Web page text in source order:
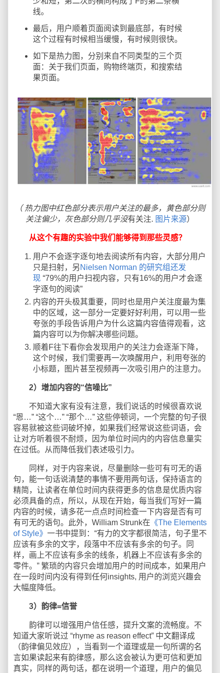
线。
最后，用户顺着页面阅读到最底部，有时候
这个过程有时候相当缓慢，有时候则很快。
如下是热力图，分别来自不同类型的三个页
面：关于我们页面，购物终端页，和搜索结
果页面。
（ 热力图中红色部分表示用户关注的最多，黄色部分则
关注偏少，灰色部分则几乎没有关注. 图片来源）
从这个有趣的实验中我们能够得到那些灵感？
用户不会逐字逐句地去阅读所有内容，大部分用户
只是扫射，另 Nielsen Norman 的研究组还发
现 “79%的用户扫视内容，只有16%的用户才会逐
字逐句的阅读”
内容的开头极其重要，同时也是用户关注度最为集
中的区域，这一部分一定要好好利用，可以用一些
夸张的手段告诉用户为什么这篇内容值得观看，这
篇内容可以为你解决哪些问题。
顺着F往下看你会发现用户的关注力会逐渐下降，
这个时候，我们需要再一次唤醒用户，利用夸张的
小标题，图片甚至视频再一次吸引用户的注意力。
2）增加内容的“信噪比”
不知道大家有没有注意，我们说话的时候很喜欢说
“恩…” “这个…” “那个…” 这些停顿词，一个完整的句子很
容易就被这些词破坏掉，如果我们经常说这些词语，会
让对方听着很不耐烦，因为单位时间内的内容信息量实
在过低。从而降低我们表述吸引力。
同样，对于内容来说，尽量删除一些可有可无的语
句，能一句话说清楚的事情不要用两句话，保持语言的
精简，让读者在单位时间内获得更多的信息是优质内容
必须具备的点，所以，从现在开始，每当我们写好一篇
内容的时候，请多花一点点时间检查一下内容是否有可
有可无的语句。此外，William Strunk在 《The Elements
of Style》 一书中提到：“有力的文字都很简洁，句子里不
应该有多余的文字，段落中不应该有多余的句子。同
样，画上不应该有多余的线条，机器上不应该有多余的
零件。” 繁琐的内容只会增加用户的时间成本，如果用户
在一段时间内没有得到任何insights, 用户的浏览兴趣会
大幅度降低。
3）韵律=信誉
韵律可以增强用户信任感，提升文案的流畅度。不
知道大家听说过 “rhyme as reason effect” 中文翻译成
（韵律偏见效应），当看到一个道理或是一句所谓的名
言如果读起来有韵律感，那么这会被认为更可信和更加
真实，同样的两句话，都在说明一个道理，用户的偏见